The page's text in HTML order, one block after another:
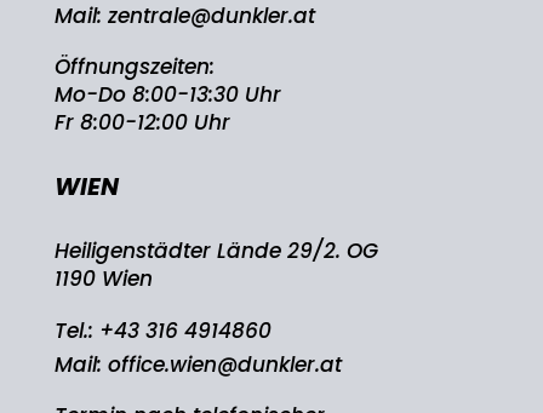
Mail: zentrale@dunkler.at
Öffnungszeiten:
Mo-Do 8:00-13:30 Uhr
Fr 8:00-12:00 Uhr
WIEN
Heiligenstädter Lände 29/2. OG
1190 Wien
Tel.: +43 316 4914860
Mail: office.wien@dunkler.at